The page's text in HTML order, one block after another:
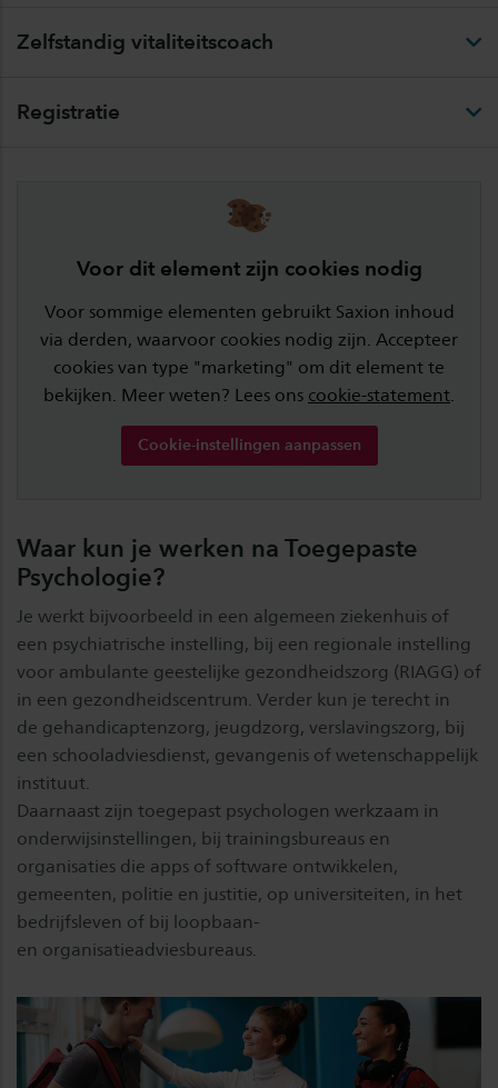
Zelfstandig vitaliteitscoach
Registratie
Voor dit element zijn cookies nodig
Voor sommige elementen gebruikt Saxion inhoud
via derden, waarvoor cookies nodig zijn. Accepteer
cookies van type "marketing" om dit element te
bekijken. Meer weten? Lees ons cookie-statement.
Cookie-instellingen aanpassen
Waar kun je werken na Toegepaste
Psychologie?
Je werkt bijvoorbeeld in een algemeen ziekenhuis of
een psychiatrische instelling, bij een regionale instelling
voor ambulante geestelijke gezondheidszorg (RIAGG) of
in een gezondheidscentrum. Verder kun je terecht in
de gehandicaptenzorg, jeugdzorg, verslavingszorg, bij
een schooladviesdienst, gevangenis of wetenschappelijk
instituut.
Daarnaast zijn toegepast psychologen werkzaam in
onderwijsinstellingen, bij trainingsbureaus en
organisaties die apps of software ontwikkelen,
gemeenten, politie en justitie, op universiteiten, in het
bedrijfsleven of bij loopbaan-
en organisatieadviesbureaus.